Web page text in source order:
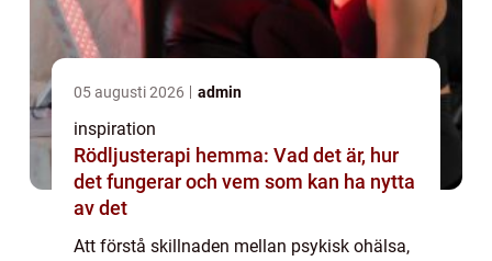
05 augusti 2026 admin
inspiration
Rödljusterapi hemma: Vad det är, hur
det fungerar och vem som kan ha nytta
av det
Att förstå skillnaden mellan psykisk ohälsa,